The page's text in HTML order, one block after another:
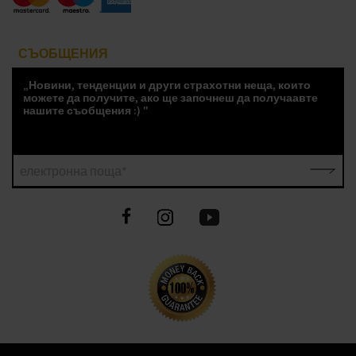
СЪОБЩЕНИЯ
„Новини, тенденции и други страхотни неща, които
можете да получите, ако ще започнеш да получаавте
нашите съобщения :) "